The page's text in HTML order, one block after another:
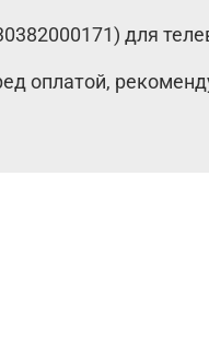
для
оплатой,